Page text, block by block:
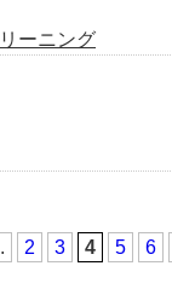
ーニング
2 3 4 5 6